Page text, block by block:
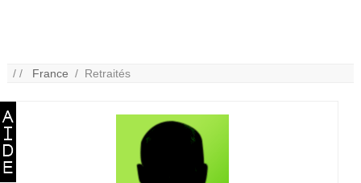
/ / France / Retraités